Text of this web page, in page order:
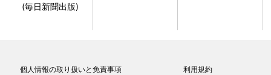
(毎日新聞出版)
個人情報の取り扱いと免責事項 利用規約